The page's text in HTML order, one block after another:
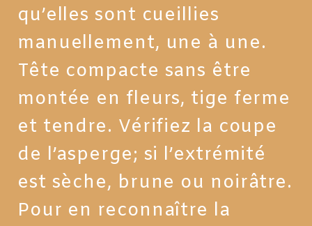
qu’elles sont cueillies
manuellement, une à une.
Tête compacte sans être
montée en fleurs, tige ferme
et tendre. Vérifiez la coupe
de l’asperge; si l’extrémité
est sèche, brune ou noirâtre.
Pour en reconnaître la